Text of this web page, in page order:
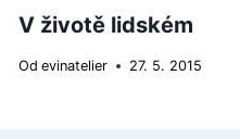
V životě lidském
Od evinatelier 27. 5. 2015